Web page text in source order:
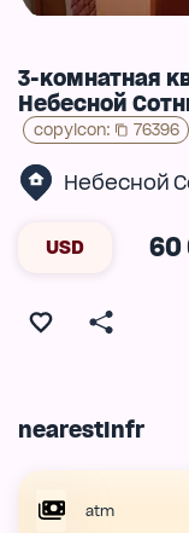
3-комнатная
Небесной
copyIcon: 76396
Небесной
USD 60
nearestInfr
atm